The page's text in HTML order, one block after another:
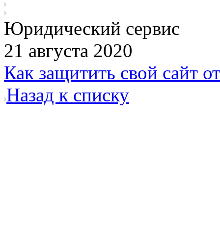
Юридический сервис
21 августа 2020
Как защитить свой сайт
Назад к списку